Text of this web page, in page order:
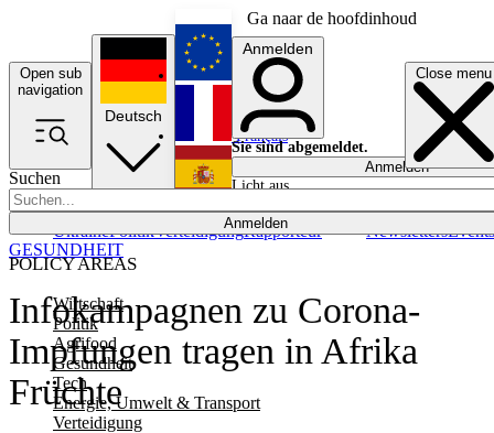
Ga naar de hoofdinhoud
Open sub
navigation
Close menu
Suchen
Anmelden
POLICY AREAS
Wirtschaft
Politik
Agrifood
Gesundheit
Tech
Energie, Umwelt & Transport
Verteidigung
UkrainePolitikVerteidigungRapporteur NewslettersEvents
Deutsch
English
Français
Anmelden
Sie sind abgemeldet.
Anmelden
Licht aus
Infokampagnen zu Corona-
Impfungen tragen in Afrika
Früchte
GESUNDHEIT